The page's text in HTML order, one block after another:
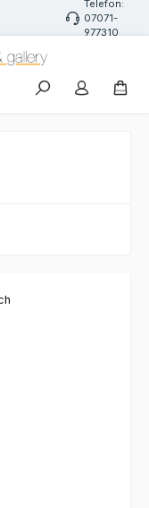
Telefon:
07071-
977310